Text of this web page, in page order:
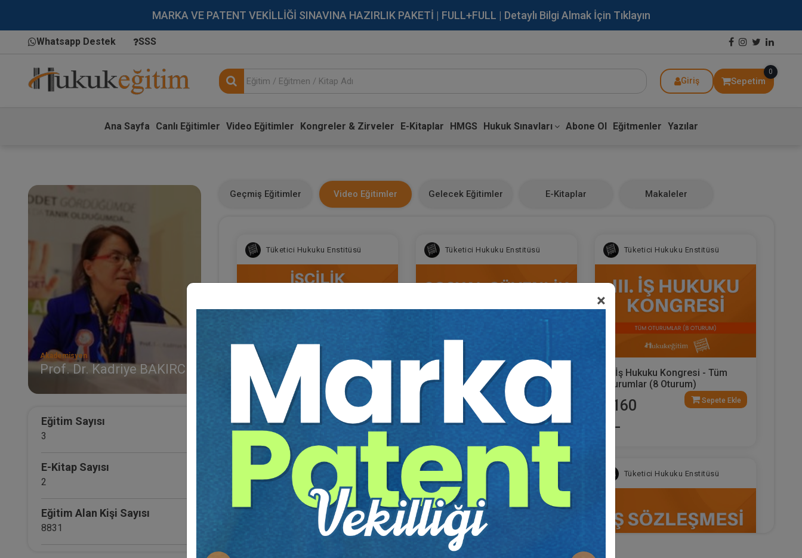
MARKA VE PATENT VEKİLLİĞİ SINAVINA HAZIRLIK PAKETİ | FULL+FULL | Detaylı Bilgi Almak İçin Tıklayın
Whatsapp Destek SSS
Giriş Sepetim
0
Ana Sayfa Canlı Eğitimler Video Eğitimler Kongreler & Zirveler E-Kitaplar HMGS Hukuk Sınavları Abone Ol Eğitmenler Yazılar
×
Akademisyen
Prof. Dr. Kadriye BAKIRCI
Eğitim Sayısı
3
E-Kitap Sayısı
2
Eğitim Alan Kişi Sayısı
8831
Geçmiş Eğitimler Video Eğitimler Gelecek Eğitimler E-Kitaplar Makaleler
Tüketici Hukuku Enstitüsü
İşçilik Alacakları ve Tazminatları
- II - III. İş Hukuku Kongresi - VIII.
Oturum
360
TL
Sepete Ekle
Tüketici Hukuku Enstitüsü
Sosyal Güvenlik Hukuku - III. İş
Hukuku Kongresi - VI. Oturum
Sepete Ekle
Tüketici Hukuku Enstitüsü
III. İş Hukuku Kongresi - Tüm
Oturumlar (8 Oturum)
2160
TL
Sepete Ekle
Tüketici Hukuku Enstitüsü Tüketici Hukuku Enstitüsü Tüketici Hukuku Enstitüsü